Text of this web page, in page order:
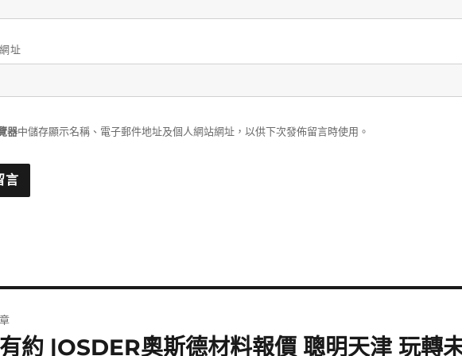
址
器中儲存顯示名稱、電子郵件地址及個人網站網址，以供下次發佈留言時使用。
約 |OSDER奧斯德材料報價 聰明天津 玩轉